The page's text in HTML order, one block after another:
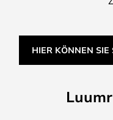
HIER KÖNNEN SIE